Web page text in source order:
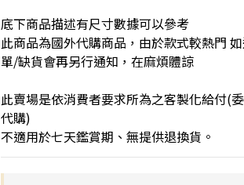
底下商品描述有尺寸數據可以參考
此商品為國外代購商品，由於款式較熱門
單/缺貨會再另行通知，在麻煩體諒
此賣場是依消費者要求所為之客製化給付(
代購)
不適用於七天鑑賞期、無提供退換貨。